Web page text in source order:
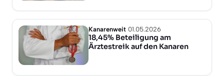
Kanarenweit 01.05.2026
18,45% Beteiligung am
Ärztestreik auf den Kanaren